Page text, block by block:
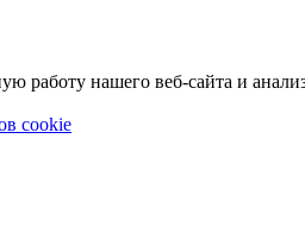
работу нашего веб-сайта и
cookie